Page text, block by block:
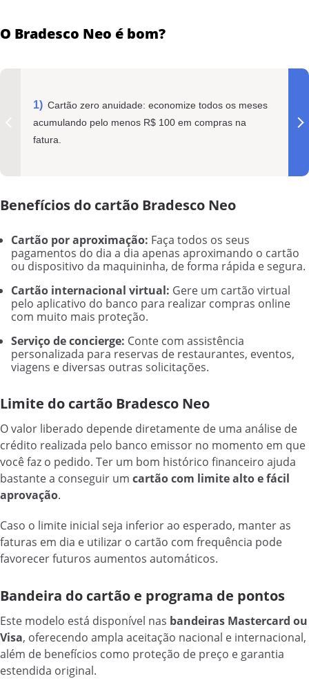
O Bradesco Neo é bom?
Cartão zero anuidade: economize todos os meses
acumulando pelo menos R$ 100 em compras na
fatura.
Benefícios do cartão Bradesco Neo
Cartão por aproximação: Faça todos os seus
pagamentos do dia a dia apenas aproximando o cartão
ou dispositivo da maquininha, de forma rápida e segura.
Cartão internacional virtual: Gere um cartão virtual
pelo aplicativo do banco para realizar compras online
com muito mais proteção.
Serviço de concierge: Conte com assistência
personalizada para reservas de restaurantes, eventos,
viagens e diversas outras solicitações.
Limite do cartão Bradesco Neo
O valor liberado depende diretamente de uma análise de
crédito realizada pelo banco emissor no momento em que
você faz o pedido. Ter um bom histórico financeiro ajuda
bastante a conseguir um cartão com limite alto e fácil
aprovação.
Caso o limite inicial seja inferior ao esperado, manter as
faturas em dia e utilizar o cartão com frequência pode
favorecer futuros aumentos automáticos.
Bandeira do cartão e programa de pontos
Este modelo está disponível nas bandeiras Mastercard ou
Visa, oferecendo ampla aceitação nacional e internacional,
além de benefícios como proteção de preço e garantia
estendida original.